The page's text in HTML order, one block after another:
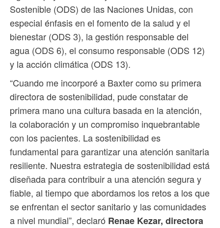
Sostenible (ODS) de las Naciones Unidas, con
especial énfasis en el fomento de la salud y el
bienestar (ODS 3), la gestión responsable del
agua (ODS 6), el consumo responsable (ODS 12)
y la acción climática (ODS 13).
“Cuando me incorporé a Baxter como su primera
directora de sostenibilidad, pude constatar de
primera mano una cultura basada en la atención,
la colaboración y un compromiso inquebrantable
con los pacientes. La sostenibilidad es
fundamental para garantizar una atención sanitaria
resiliente. Nuestra estrategia de sostenibilidad está
diseñada para contribuir a una atención segura y
fiable, al tiempo que abordamos los retos a los que
se enfrentan el sector sanitario y las comunidades
a nivel mundial”, declaró Renae Kezar, directora